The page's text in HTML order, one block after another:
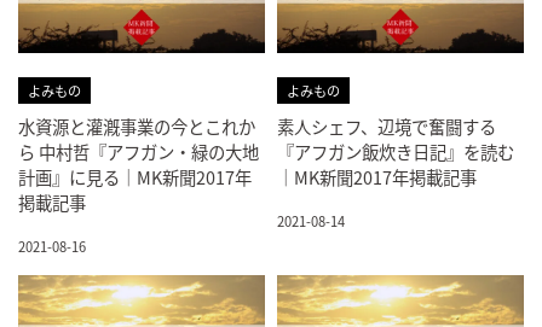
よみもの
水資源と灌漑事業の今とこれか
ら 中村哲『アフガン・緑の大地
計画』に見る｜MK新聞2017年
掲載記事
2021-08-16
よみもの
素人シェフ、辺境で奮闘する
『アフガン飯炊き日記』を読む
｜MK新聞2017年掲載記事
2021-08-14